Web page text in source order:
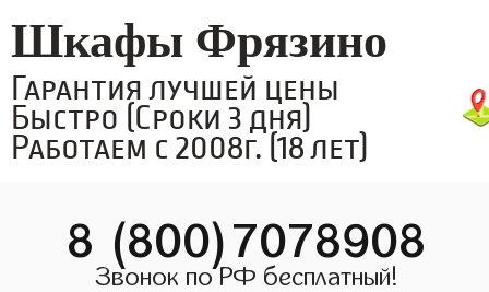
Шкафы Фрязино
Гарантия лучшей цены
Быстро (Сроки 3 дня)
Работаем с 2008г. (18 лет)
8 (800)7078908
Звонок по РФ бесплатный!